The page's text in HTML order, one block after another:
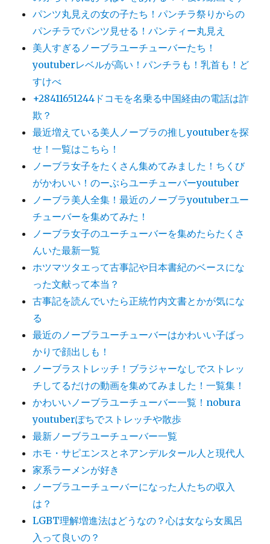
パンツ丸見えの女の子たち！パンチラ祭りからの
パンチラでパンツ見せる！パンティー丸見え
美人すぎるノーブラユーチューバーたち！
youtuberレベルが高い！パンチラも！乳首も！ど
すけべ
+28411651244ドコモを名乗る中国経由の電話は詐
欺？
最近増えている美人ノーブラの推しyoutuberを探
せ！一覧はこちら！
ノーブラ女子をたくさん集めてみました！ちくび
がかわいい！のーぶらユーチューバーyoutuber
ノーブラ美人全集！最近のノーブラyoutuberユー
チューバーを集めてみた！
ノーブラ女子のユーチューバーを集めたらたくさ
んいた最新一覧
ホツマツタエって古事記や日本書紀のベースにな
った文献って本当？
古事記を読んでいたら正統竹内文書とかが気にな
る
最近のノーブラユーチューバーはかわいい子ばっ
かりで顔出しも！
ノーブラストレッチ！ブラジャーなしでストレッ
チしてるだけの動画を集めてみました！一覧集！
かわいいノーブラユーチューバー一覧！nobura
youtuberぽちでストレッチや散歩
最新ノーブラユーチューバー一覧
ホモ・サピエンスとネアンデルタール人と現代人
家系ラーメンが好き
ノーブラユーチューバーになった人たちの収入
は？
LGBT理解増進法はどうなの？心は女なら女風呂
入って良いの？